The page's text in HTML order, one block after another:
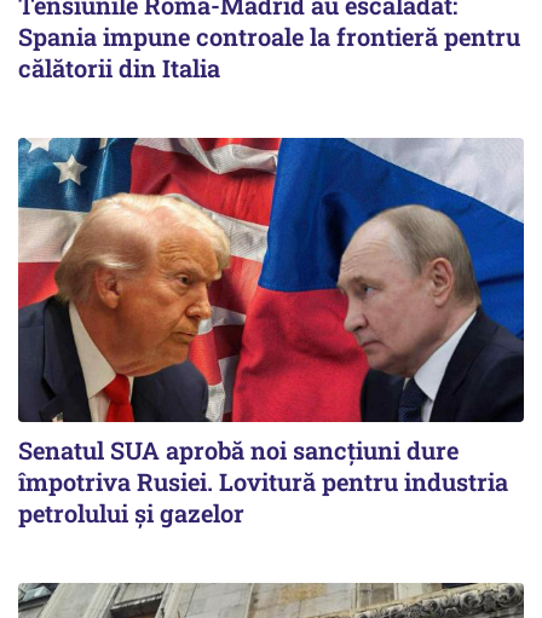
Spania impune controale la frontieră pentru
călătorii din Italia
Senatul SUA aprobă noi sancțiuni dure
împotriva Rusiei. Lovitură pentru industria
petrolului și gazelor